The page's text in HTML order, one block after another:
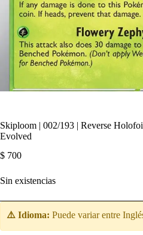
Skiploom | 002/193 | Reverse
Evolved
$ 700
Sin existencias
⚠️ Idioma: Puede variar entre